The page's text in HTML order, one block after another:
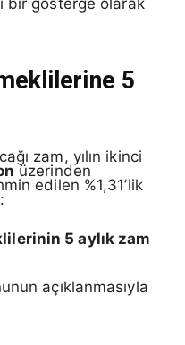
5
zam, yılın ikinci
üzerinden
edilen %1,31’lik
5 aylık zam
açıklanmasıyla